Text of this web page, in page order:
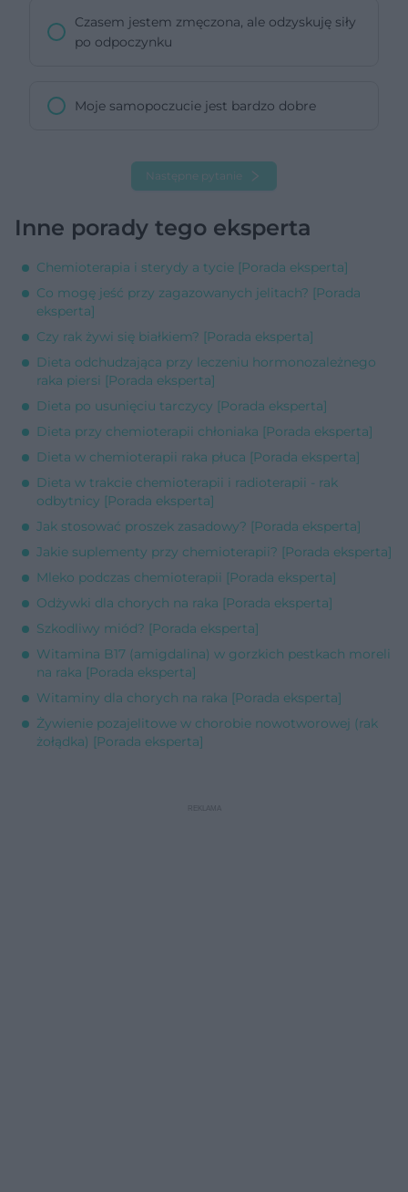
Czasem jestem zmęczona, ale odzyskuję siły
po odpoczynku
Moje samopoczucie jest bardzo dobre
Następne pytanie
Inne porady tego eksperta
Chemioterapia i sterydy a tycie [Porada eksperta]
Co mogę jeść przy zagazowanych jelitach? [Porada
eksperta]
Czy rak żywi się białkiem? [Porada eksperta]
Dieta odchudzająca przy leczeniu hormonozależnego
raka piersi [Porada eksperta]
Dieta po usunięciu tarczycy [Porada eksperta]
Dieta przy chemioterapii chłoniaka [Porada eksperta]
Dieta w chemioterapii raka płuca [Porada eksperta]
Dieta w trakcie chemioterapii i radioterapii - rak
odbytnicy [Porada eksperta]
Jak stosować proszek zasadowy? [Porada eksperta]
Jakie suplementy przy chemioterapii? [Porada eksperta]
Mleko podczas chemioterapii [Porada eksperta]
Odżywki dla chorych na raka [Porada eksperta]
Szkodliwy miód? [Porada eksperta]
Witamina B17 (amigdalina) w gorzkich pestkach moreli
na raka [Porada eksperta]
Witaminy dla chorych na raka [Porada eksperta]
Żywienie pozajelitowe w chorobie nowotworowej (rak
żołądka) [Porada eksperta]